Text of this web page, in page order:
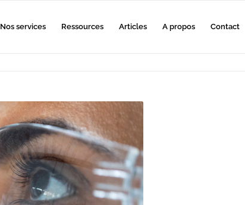
Nos services Ressources Articles A propos Contact